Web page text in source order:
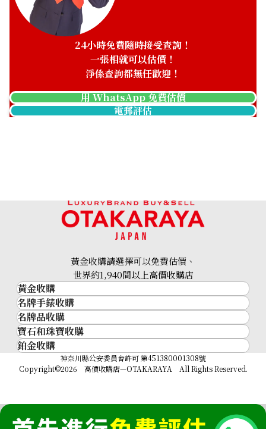
hermes leather shoes leather
HKD 1,991.46
24小時免費隨時接受查詢！
一張相就可以估價！
淨係查詢都無任歡迎！
用 WhatsApp 免費估價
電郵評估
黃金收購請選擇可以免費估價、
世界約1,940間以上高價收購店
黃金收購
黃金･金條
金條
金幣及銀幣
過去十年黃金價格
金飾
名牌手錶收購
名牌手錶收購
勞力士 (Rolex)
Patek Philippe
Audemars Piguet
名牌品收購
名牌品收購
HERMES
LOUIS VUITTON
CHANEL
CELINE
FENDI
寶石和珠寶收購
寶石和珠寶
祖母綠
紅寶石
鉑金收購
神奈川縣公安委員會許可 第451380001308號
Copyright©2026 高價收購店—OTAKARAYA All Rights Reserved.